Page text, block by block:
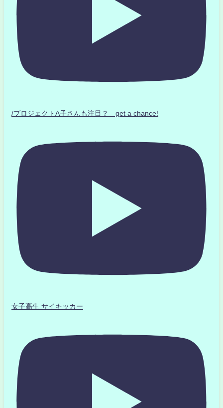
/プロジェクトA子さんも注目？ get a chance!
女子高生 サイキッカー